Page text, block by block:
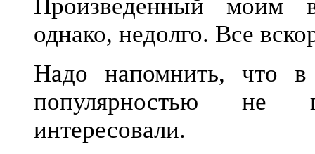
Произведенный моим
однако, недолго. Все
Надо напомнить, что
популярностью не
интересовали.